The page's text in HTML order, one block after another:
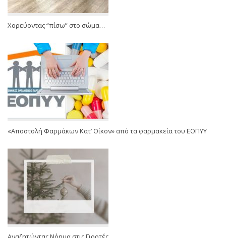
Χορεύοντας “πίσω” στο σώμα…
«Αποστολή Φαρμάκων Κατ’ Οίκον» από τα φαρμακεία του ΕΟΠΥΥ